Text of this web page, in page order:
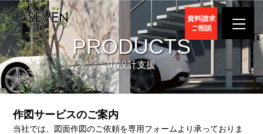
資料請求
ご相談
PRODUCTS
07設計支援
作図サービスのご案内
当社では、図面作図のご依頼を専用フォームより承っておりま